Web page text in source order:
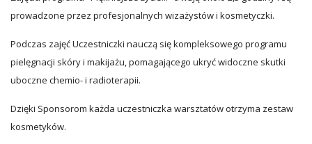
prowadzone przez profesjonalnych wizażystów i kosmetyczki.
Podczas zajęć Uczestniczki nauczą się kompleksowego programu
pielęgnacji skóry i makijażu, pomagającego ukryć widoczne skutki
uboczne chemio- i radioterapii.
Dzięki Sponsorom każda uczestniczka warsztatów otrzyma zestaw
kosmetyków.